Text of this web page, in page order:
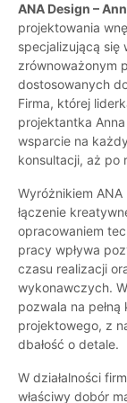
ANA Design –
projektowania
specjalizującą się
zrównoważonym
dostosowanych
Firma, której
projektantka
wsparcie na
konsultacji, aż po
Wyróżnikiem ANA
łączenie
opracowaniem
pracy wpływa
czasu realizacji
wykonawczych.
pozwala na pełną
projektowego, z
dbałość o detale.
W działalności
właściwy dobór